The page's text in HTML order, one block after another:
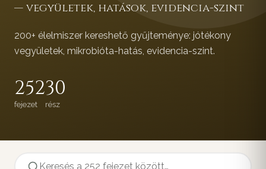
— vegyületek, hatások, evidencia-szint
200+ élelmiszer kereshető gyűjteménye: jótékony
vegyületek, mikrobióta-hatás, evidencia-szint.
252
fejezet
30
rész